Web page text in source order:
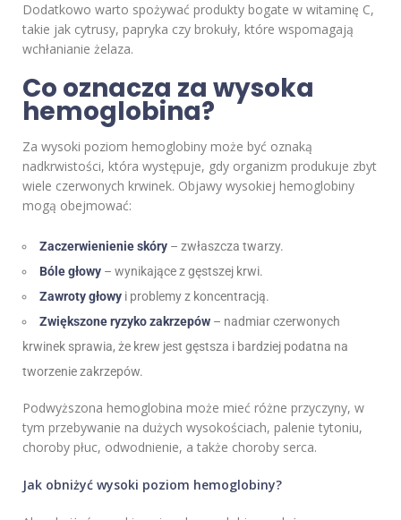
Dodatkowo warto spożywać produkty bogate w witaminę C,
takie jak cytrusy, papryka czy brokuły, które wspomagają
wchłanianie żelaza.
Co oznacza za wysoka
hemoglobina?
Za wysoki poziom hemoglobiny może być oznaką
nadkrwistości, która występuje, gdy organizm produkuje zbyt
wiele czerwonych krwinek. Objawy wysokiej hemoglobiny
mogą obejmować:
Zaczerwienienie skóry – zwłaszcza twarzy.
Bóle głowy – wynikające z gęstszej krwi.
Zawroty głowy i problemy z koncentracją.
Zwiększone ryzyko zakrzepów – nadmiar czerwonych
krwinek sprawia, że krew jest gęstsza i bardziej podatna na
tworzenie zakrzepów.
Podwyższona hemoglobina może mieć różne przyczyny, w
tym przebywanie na dużych wysokościach, palenie tytoniu,
choroby płuc, odwodnienie, a także choroby serca.
Jak obniżyć wysoki poziom hemoglobiny?